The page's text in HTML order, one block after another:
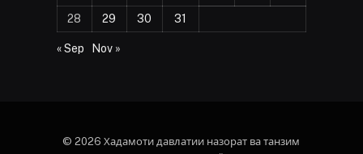
28
29 30 31
« Sep Nov »
© 2026 Хадамоти давлатии назорат ва танзим